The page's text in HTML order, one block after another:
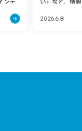
2026.6.8